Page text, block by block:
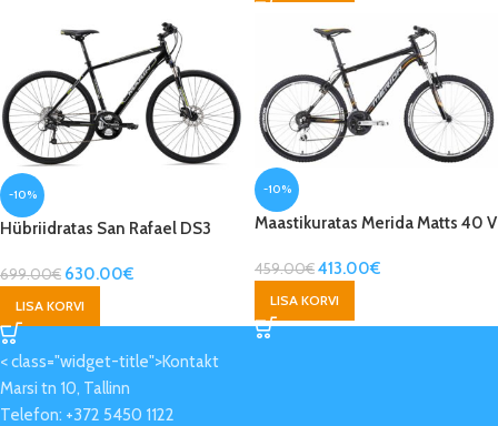
-10%
Hübriidratas San Rafael DS3
699.00€ 630.00€
LISA KORVI
-10%
Maastikuratas Merida Matts 40 V
459.00€413.00€
LISA KORVI
< class="widget-title">Kontakt
Marsi tn 10, Tallinn
Telefon: +372 5450 1122